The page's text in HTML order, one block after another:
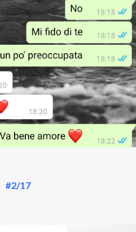
#2/17